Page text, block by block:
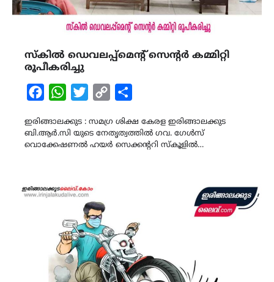
സ്കിൽ ഡെവലപ്പ്മെന്റ് സെന്റർ കമ്മിറ്റി
രൂപീകരിച്ചു
FacebookWhatsAppTwitterCopy
ഇരിങ്ങാലക്കുട : സമഗ്ര ശിക്ഷ കേരള ഇരിങ്ങാലക്കുട
ബി.ആർ.സി യുടെ നേതൃത്വത്തിൽ ഗവ. ഗേൾസ്
വൊക്കേഷണൽ ഹയർ സെക്കന്ററി സ്കൂളിൽ…